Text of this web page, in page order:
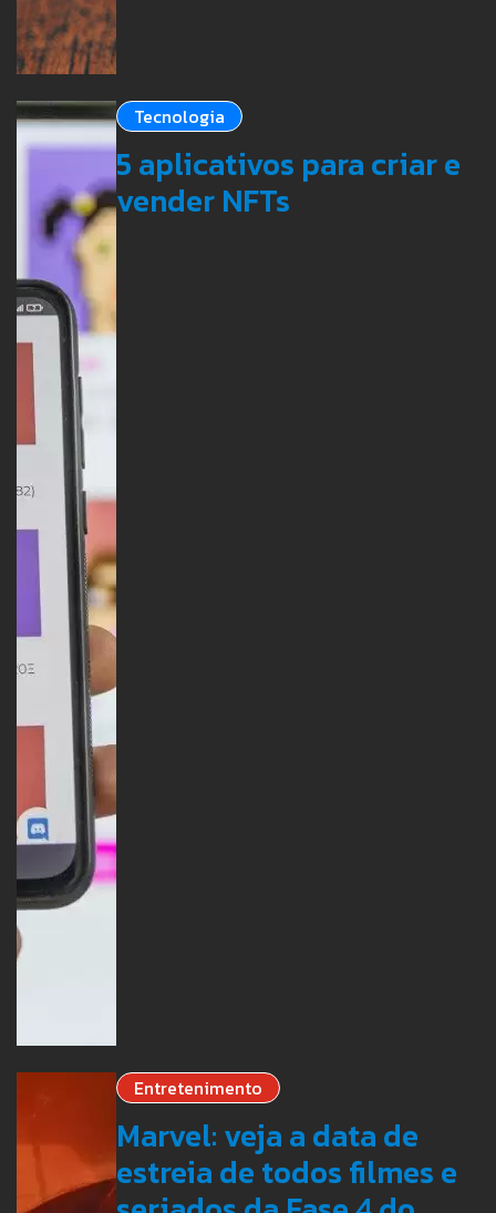
Tecnologia
5 aplicativos para criar e
vender NFTs
Entretenimento
Marvel: veja a data de
estreia de todos filmes e